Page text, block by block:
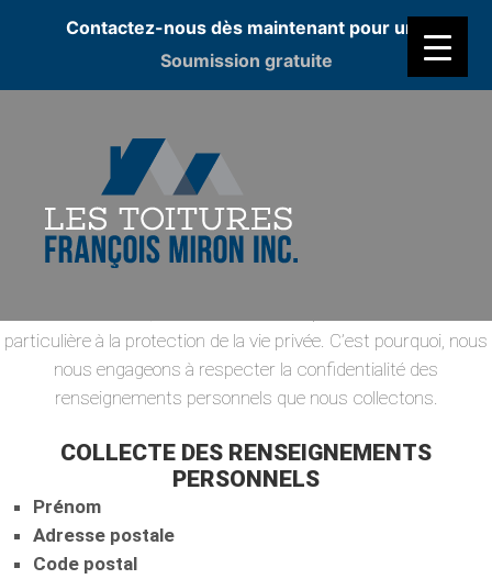
Contactez-nous dès maintenant pour une
Soumission gratuite
POLITIQUE DE CONFIDENTIALITÉ
Introduction
particulière à la protection de la vie privée. C’est pourquoi, nous
nous engageons à respecter la confidentialité des
renseignements personnels que nous collectons.
COLLECTE DES RENSEIGNEMENTS
PERSONNELS
Prénom
Adresse postale
Code postal